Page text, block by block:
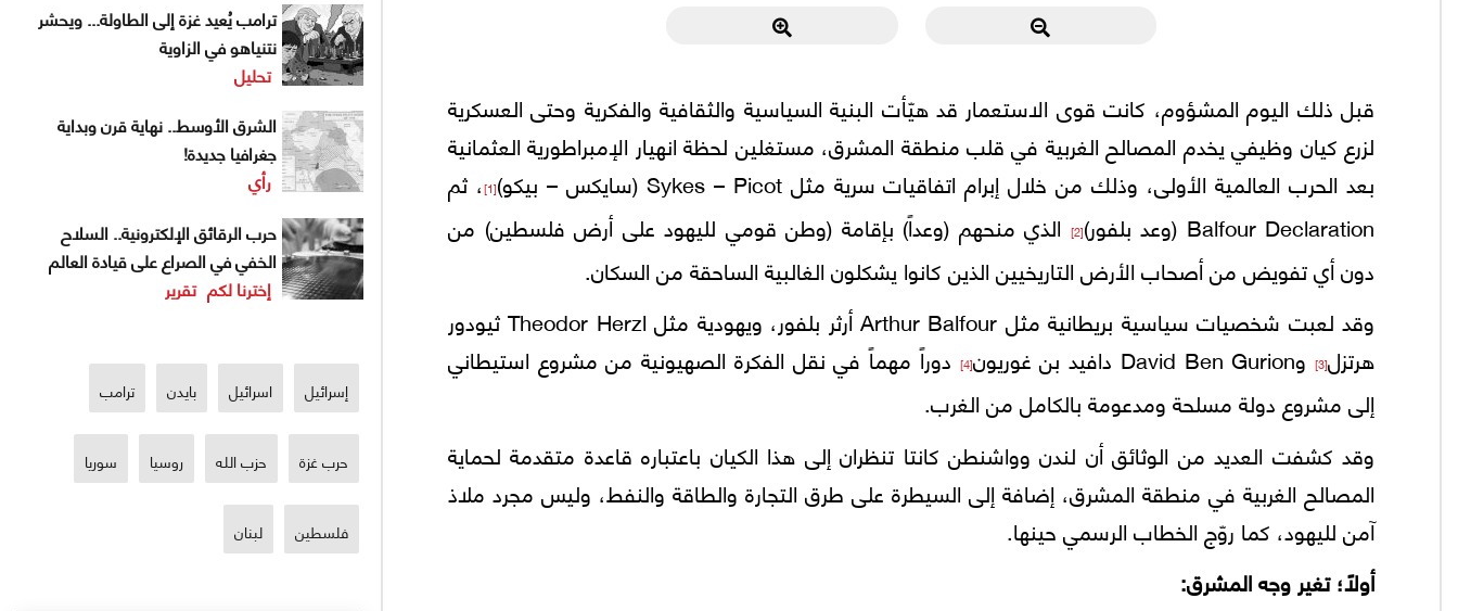
قبل ذلك اليوم المشؤوم، كانت قوى الاستعمار قد هيّأت البنية السياسية والثقافية والفكرية وحتى العسكرية
لزرع كيان وظيفي يخدم المصالح الغربية في قلب منطقة المشرق، مستغلين لحظة انهيار الإمبراطورية العثمانية
بعد الحرب العالمية الأولى، وذلك من خلال إبرام اتفاقيات سرية مثل Sykes – Picot (سايكس – بيكو)
[1] ، ثم
Balfour Declaration (وعد بلفور)
[2]
الذي منحهم (وعداً) بإقامة (وطن قومي لليهود على أرض فلسطين) من
دون أي تفويض من أصحاب الأرض التاريخيين الذين كانوا يشكلون الغالبية الساحقة من السكان.
وقد لعبت شخصيات سياسية بريطانية مثل Arthur Balfour أرثر بلفور، ويهودية مثل Theodor Herzl ثيودور
هرتزل[3] وDavid Ben Gurion دافيد بن غوريون [4]
دوراً مهماً في نقل الفكرة الصهيونية من مشروع استيطاني
إلى مشروع دولة مسلحة ومدعومة بالكامل من الغرب.
وقد كشفت العديد من الوثائق أن لندن وواشنطن كانتا تنظران إلى هذا الكيان باعتباره قاعدة متقدمة لحماية
المصالح الغربية في منطقة المشرق، إضافة إلى السيطرة على طرق التجارة والطاقة والنفط، وليس مجرد ملاذ
آمن لليهود، كما روّج الخطاب الرسمي حينها.
أولاً؛ تغير وجه المشرق:
ترامب يُعيد غزة إلى الطاولة... ويحشر
نتنياهو في الزاوية
تحليل
الشرق الأوسط.. نهاية قرن وبداية
جغرافيا جديدة!
رأي
حرب الرقائق الإلكترونية.. السلاح
الخفي في الصراع على قيادة العالم
إخترنا لكم تقرير
إسرائيل اسرائيل بايدن ترامب
حرب غزة حزب الله روسيا سوريا
فلسطين لبنان